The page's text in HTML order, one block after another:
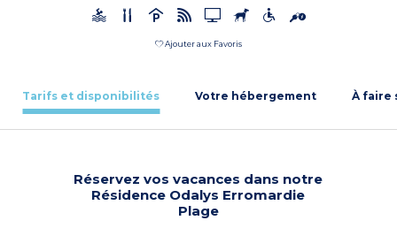
Ajouter aux Favoris
Tarifs et disponibilités Votre hébergement À faire
Réservez vos vacances dans notre
Résidence Odalys Erromardie
Plage